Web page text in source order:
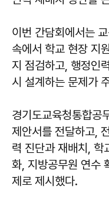
이번 간담회에서는
속에서 학교 현장 지
지 점검하고, 행정인
시 설계하는 문제가
경기도교육청통합공
제안서를 전달하고,
력 진단과 재배치, 학
화, 지방공무원 연수
제로 제시했다.